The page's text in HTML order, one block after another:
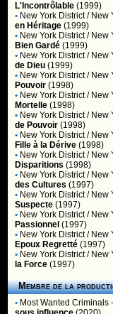
L'Incontrôlable (1999)
• New York District /
en Héritage (1999)
• New York District /
Bien Gardé (1999)
• New York District /
de Dieu (1999)
• New York District /
Pouvoir (1998)
• New York District /
Mortelle (1998)
• New York District /
de Pouvoir (1998)
• New York District /
Fille à la Dérive (1998)
• New York District /
Disparitions (1998)
• New York District /
des Cultures (1997)
• New York District /
Suspecte (1997)
• New York District /
Passionnel (1997)
• New York District /
Epoux Regretté (1997)
• New York District /
la Force (1997)
Membre de la
• Most Wanted Criminals